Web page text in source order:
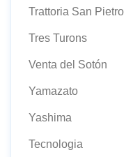
Trattoria San Pietro
Tres Turons
Venta del Sotón
Yamazato
Yashima
Tecnologia